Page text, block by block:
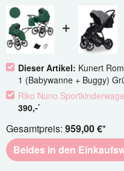
Dieser Artikel: Kunert
1 (Babywanne + Buggy)
Riko Nuno
390,-*
Gesamtpreis: 959,00 €*
Beides in den